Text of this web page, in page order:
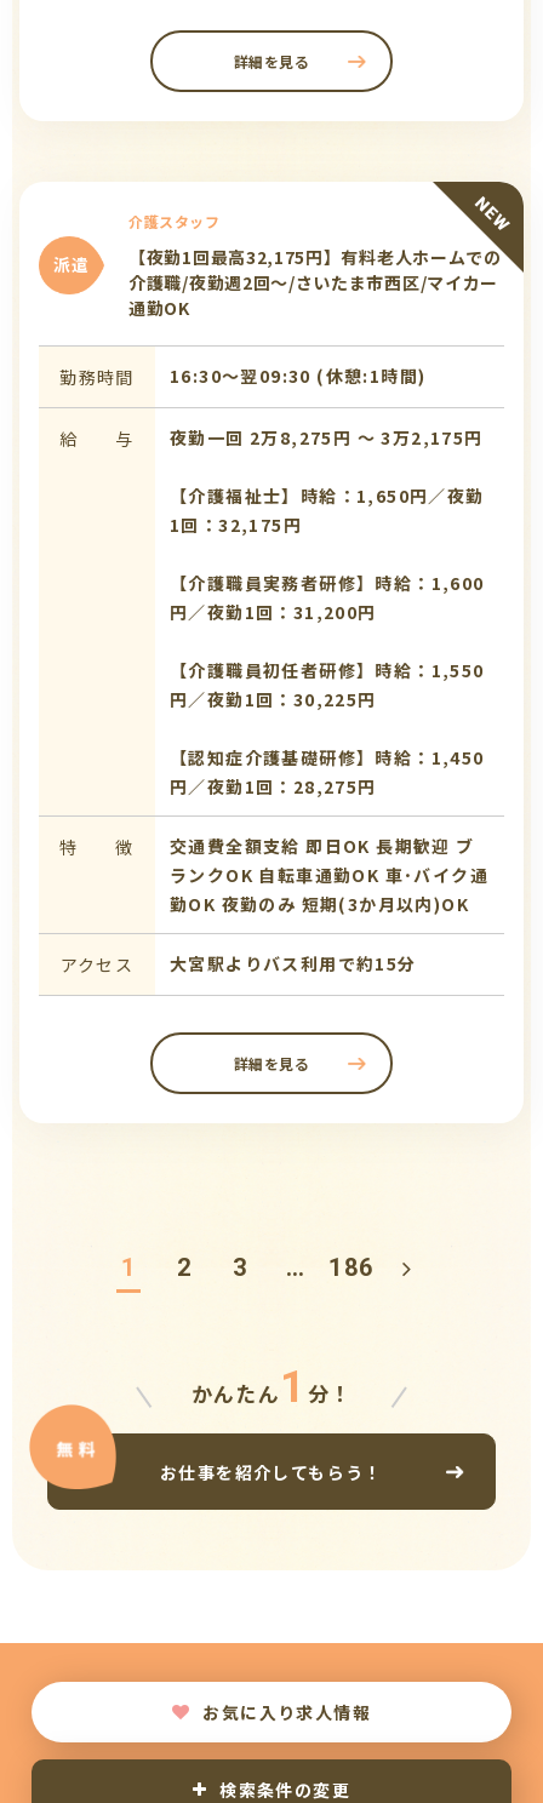
詳細を見る
派遣
介護スタッフ
【夜勤1回最高32,175円】有料老人ホームでの
介護職/夜勤週2回～/さいたま市西区/マイカー
通勤OK
勤務時間 16:30〜翌09:30 (休憩:1時間)
給 与 夜勤一回 2万8,275円 〜 3万2,175円
【介護福祉士】時給：1,650円／夜勤
1回：32,175円
【介護職員実務者研修】時給：1,600
円／夜勤1回：31,200円
【介護職員初任者研修】時給：1,550
円／夜勤1回：30,225円
【認知症介護基礎研修】時給：1,450
円／夜勤1回：28,275円
特 徴 交通費全額支給 即日OK 長期歓迎 ブ
ランクOK 自転車通勤OK 車･バイク通
勤OK 夜勤のみ 短期(3か月以内)OK
アクセス 大宮駅よりバス利用で約15分
詳細を見る
1 2 3 … 186
かんたん 1 分！
お仕事を紹介してもらう！
お気に入り求人情報
検索条件の変更